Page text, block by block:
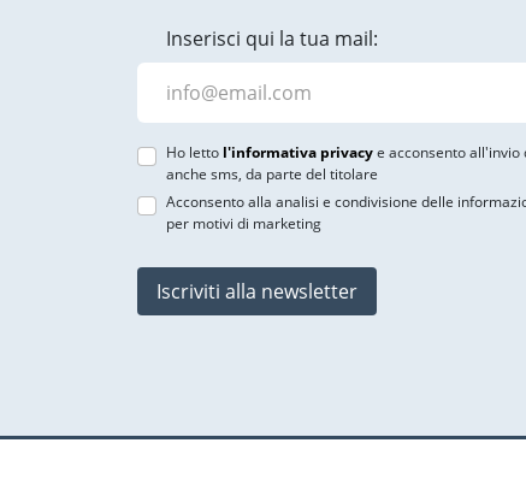
Inserisci qui la tua mail:
Ho letto l'informativa privacye acconsento all'invio
anche sms, da parte del titolare
Acconsento alla analisi e condivisione delle
per motivi di marketing
Iscriviti alla newsletter